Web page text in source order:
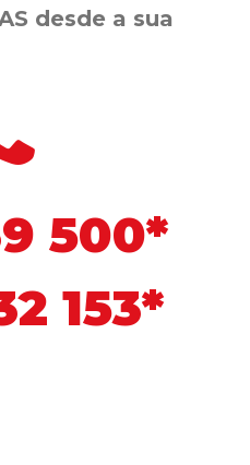
desde a sua
500*
153*